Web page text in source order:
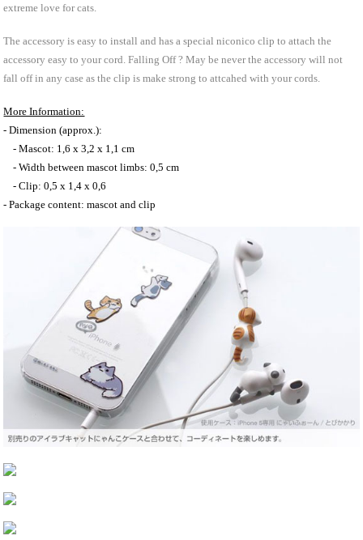
extreme love for cats.
The accessory is easy to install and has a special niconico clip to attach the
accessory easy to your cord. Falling Off ? May be never the accessory will not
fall off in any case as the clip is make strong to attcahed with your cords.
More Information:
- Dimension (approx.):
- Mascot: 1,6 x 3,2 x 1,1 cm
- Width between mascot limbs: 0,5 cm
- Clip: 0,5 x 1,4 x 0,6
- Package content: mascot and clip